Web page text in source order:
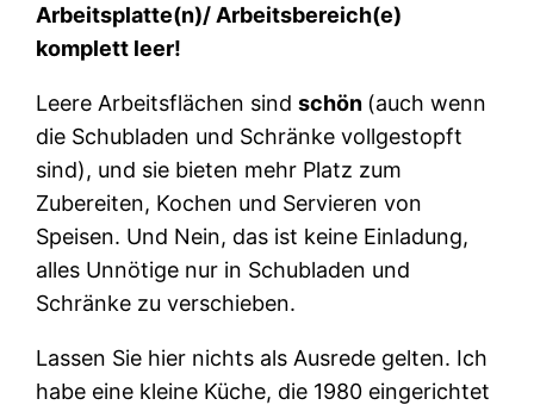
Arbeitsplatte(n)/ Arbeitsbereich(e)
komplett leer!
Leere Arbeitsflächen sindschön (auch wenn
die Schubladen und Schränke vollgestopft
sind), und sie bieten mehr Platz zum
Zubereiten, Kochen und Servieren von
Speisen. Und Nein, das ist keine Einladung,
alles Unnötige nur in Schubladen und
Schränke zu verschieben.
Lassen Sie hier nichts als Ausrede gelten. Ich
habe eine kleine Küche, die 1980 eingerichtet